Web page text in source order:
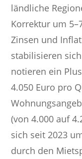
ländliche
Korrektur um
Zinsen und
stabilisieren
notieren ein
4.050 Euro pro
(von 4.000 auf
sich seit 2023
durch den